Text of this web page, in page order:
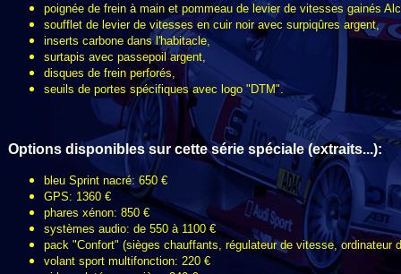
poignée de frein à main et pommeau de levier de vitesses gainés
soufflet de levier de vitesses en cuir noir avec surpiqûres argent,
inserts carbone dans l'habitacle,
surtapis avec passepoil argent,
disques de frein perforés,
seuils de portes spécifiques avec logo "DTM".
Options disponibles sur cette série spéciale (extraits...):
bleu Sprint nacré: 650 €
GPS: 1360 €
phares xénon: 850 €
systèmes audio: de 550 à 1100 €
pack "Confort" (sièges chauffants, régulateur de vitesse, ordinateur
volant sport multifonction: 220 €